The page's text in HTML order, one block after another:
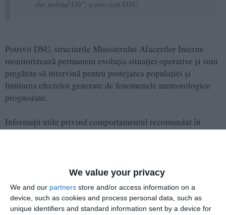
We value your privacy
We and our partners store and/or access information on a
device, such as cookies and process personal data, such as
unique identifiers and standard information sent by a device for
din judeţul Olt", a precizat DSU.
Potrivit DSU, structurile Ministerului Afacerilor Interne
monitorizează permanent evoluţia situaţiei operative şi sunt
pregătite să intervină pentru protejarea populaţiei şi
limitarea efectelor generate de fenomenele meteorologice
prognozate.
Informaţii utile privind comportamentul recomandat în
ANM a emis cod galben de instabilitate atmosferică
pentru Dobrogea. Iată intervalul vizat!